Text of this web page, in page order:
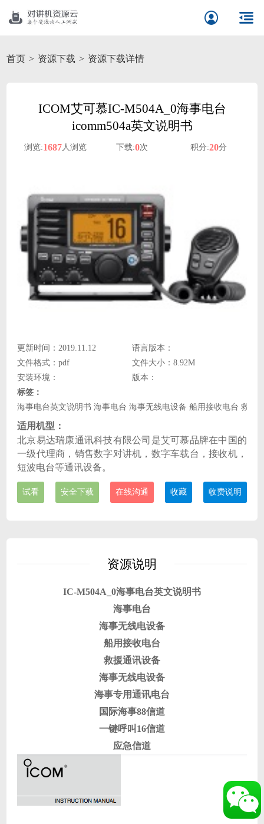
首页 资源下载 资源下载详情
ICOM艾可慕IC-M504A_0海事电台
icomm504a英文说明书
浏览:1687人浏览 下载:0次 积分:20分
更新时间：2019.11.12
语言版本：
文件格式：pdf
文件大小：8.92M
安装环境：
版本：
标签：
海事电台英文说明书 海事电台 海事无线电设备 船用接收电台 救援
适用机型：
北京易达瑞康通讯科技有限公司是艾可慕品牌在中国的
一级代理商，销售数字对讲机，数字车载台，接收机，
短波电台等通讯设备。
试看 安全下载 在线沟通 收藏 收费说明
资源说明
IC-M504A_0海事电台英文说明书
海事电台
海事无线电设备
船用接收电台
救援通讯设备
海事无线电设备
海事专用通讯电台
国际海事88信道
一键呼叫16信道
应急信道